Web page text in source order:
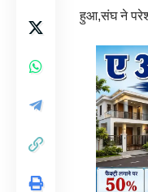
हुआ,संघ ने